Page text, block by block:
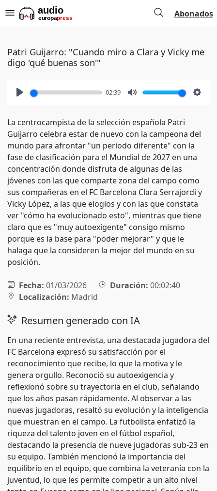
Abonados
Patri Guijarro: "Cuando miro a Clara y Vicky me
digo 'qué buenas son'"
02:39
La centrocampista de la selección española Patri
Guijarro celebra estar de nuevo con la campeona del
mundo para afrontar "un periodo diferente" con la
fase de clasificación para el Mundial de 2027 en una
concentración donde disfruta de algunas de las
jóvenes con las que comparte zona del campo como
sus compañeras en el FC Barcelona Clara Serrajordi y
Vicky López, a las que elogios y con las que constata
ver "cómo ha evolucionado esto", mientras que tiene
claro que es "muy autoexigente" consigo mismo
porque es la base para "poder mejorar" y que le
halaga que la consideren la mejor del mundo en su
posición.
Fecha: 01/03/2026 Duración: 00:02:40
Localización: Madrid
Resumen generado con IA
En una reciente entrevista, una destacada jugadora del
FC Barcelona expresó su satisfacción por el
reconocimiento que recibe, lo que la motiva y le
genera orgullo. Reconoció su autoexigencia y
reflexionó sobre su trayectoria en el club, señalando
que los años pasan rápidamente. Al observar a las
nuevas jugadoras, resaltó su evolución y la inteligencia
que muestran en el campo. La futbolista enfatizó la
riqueza del talento joven en el fútbol español,
destacando la presencia de nueve jugadoras sub-23 en
su equipo. También mencionó la importancia del
equilibrio en el equipo, que combina la veteranía con la
juventud, lo que les permite competir a un alto nivel